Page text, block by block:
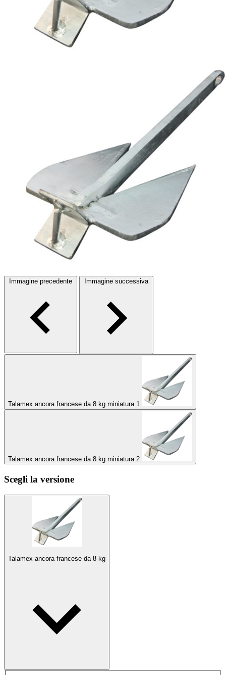
Immagine precedente Immagine successiva
Talamex ancora francese da 8 kg miniatura 1
Talamex ancora francese da 8 kg miniatura 2
Scegli la versione
Talamex ancora francese da 8 kg